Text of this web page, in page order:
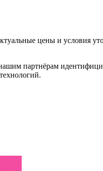
цены и условия
партнёрам